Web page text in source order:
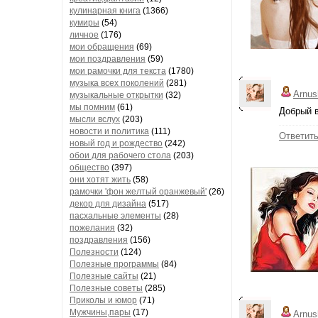
кулинарная книга (1366)
кумиры (54)
личное (176)
мои обращения (69)
мои поздравления (59)
мои рамочки для текста (1780)
музыка всех поколений (281)
музыкальные открытки (32)
мы помним (61)
мысли вслух (203)
новости и политика (111)
новый год и рождество (242)
обои для рабочего стола (203)
общество (397)
они хотят жить (58)
рамочки 'фон желтый оранжевый' (26)
декор для дизайна (517)
пасхальные элементы (28)
пожелания (32)
поздравления (156)
Полезности (124)
Полезные программы (84)
Полезные сайты (21)
Полезные советы (285)
Приколы и юмор (71)
Мужчины,пары (17)
Добрый
Ответить